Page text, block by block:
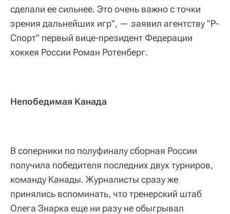
сделали ее сильнее. Это очень важно с точки
зрения дальнейших игр", — заявил агентству "Р-
Спорт" первый вице-президент Федерации
хоккея России Роман Ротенберг.
Непобедимая Канада
В соперники по полуфиналу сборная России
получила победителя последних двух турниров,
команду Канады. Журналисты сразу же
принялись вспоминать, что тренерский штаб
Олега Знарка еще ни разу не обыгрывал